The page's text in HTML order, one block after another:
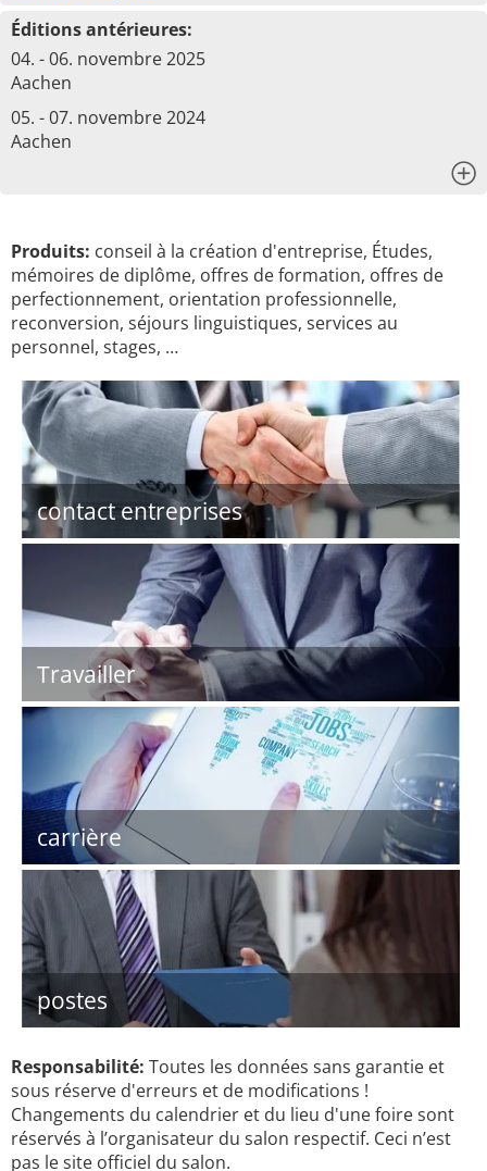
Éditions antérieures:
04. - 06. novembre 2025
Aachen
05. - 07. novembre 2024
Aachen
Produits: conseil à la création d'entreprise, Études,
mémoires de diplôme, offres de formation, offres de
perfectionnement, orientation professionnelle,
reconversion, séjours linguistiques, services au
personnel, stages, …
contact entreprises
Travailler
carrière
postes
Responsabilité: Toutes les données sans garantie et
sous réserve d'erreurs et de modifications !
Changements du calendrier et du lieu d'une foire sont
réservés à l’organisateur du salon respectif. Ceci n’est
pas le site officiel du salon.